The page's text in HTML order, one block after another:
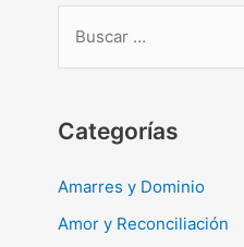
c
r
Categorías
Amarres y Dominio
Amor y Reconciliación